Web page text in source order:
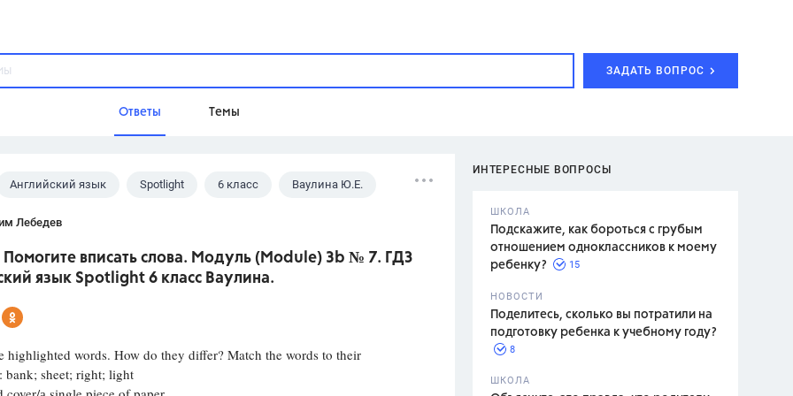
ЗАДАТЬ ВОПРОС
Ответы Темы
Домашнее задание
Школа
Учебники
ИНТЕРЕСНЫЕ ВОПРОСЫ
ШКОЛА
Подскажите, как бороться с грубым
отношением одноклассников к моему
ребенку?
15
НОВОСТИ
Поделитесь, сколько вы потратили на
подготовку ребенка к учебному году?
8
ШКОЛА
Английский язык Spotlight 6 класс Ваулина Ю.Е.
Лебедев
Помогите вписать слова. Модуль (Module) 3b № 7. ГДЗ
язык Spotlight 6 класс Ваулина.
highlighted words. How do they differ? Match the words to their
bank; sheet; right; light